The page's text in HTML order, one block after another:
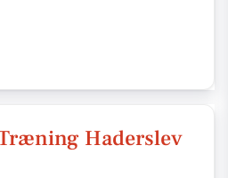
Haderslev